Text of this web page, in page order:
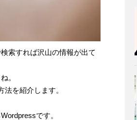
索すれば沢山の情報が出て
。
を紹介します。
です。